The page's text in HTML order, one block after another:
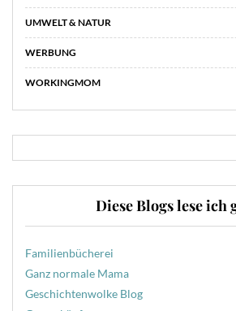
UMWELT & NATUR
WERBUNG
WORKINGMOM
Diese Blogs lese ich
Familienbücherei
Ganz normale Mama
Geschichtenwolke Blog